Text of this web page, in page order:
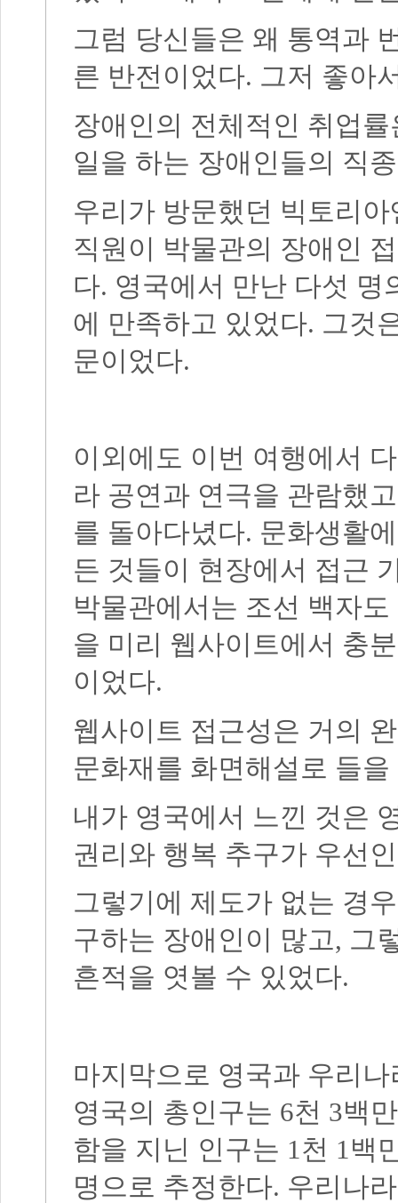
그럼 당신들은 왜 통역과
른 반전이었다. 그저 좋아
장애인의 전체적인 취업
일을 하는 장애인들의 직
우리가 방문했던 빅토리
직원이 박물관의 장애인
다. 영국에서 만난 다섯
에 만족하고 있었다. 그것
문이었다.
이외에도 이번 여행에서
라 공연과 연극을 관람했
를 돌아다녔다. 문화생활
든 것들이 현장에서 접근
박물관에서는 조선 백자
을 미리 웹사이트에서 충
이었다.
웹사이트 접근성은 거의
문화재를 화면해설로 들
내가 영국에서 느낀 것은
권리와 행복 추구가 우선
그렇기에 제도가 없는 경
구하는 장애인이 많고, 그
흔적을 엿볼 수 있었다.
마지막으로 영국과 우리
영국의 총인구는 6천 3백
함을 지닌 인구는 1천 1백
명으로 추정한다. 우리나